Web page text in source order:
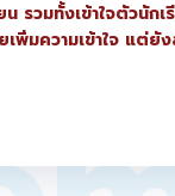
รวมทั้งเข้าใจตัวนัก
พิ่มความเข้าใจ แต่ยั